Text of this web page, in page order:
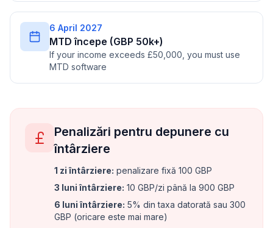
6 April 2027
MTD începe (GBP 50k+)
If your income exceeds £50,000, you must use
MTD software
Penalizări pentru depunere cu
întârziere
1 zi întârziere: penalizare fixă 100 GBP
3 luni întârziere: 10 GBP/zi până la 900 GBP
6 luni întârziere: 5% din taxa datorată sau 300
GBP (oricare este mai mare)